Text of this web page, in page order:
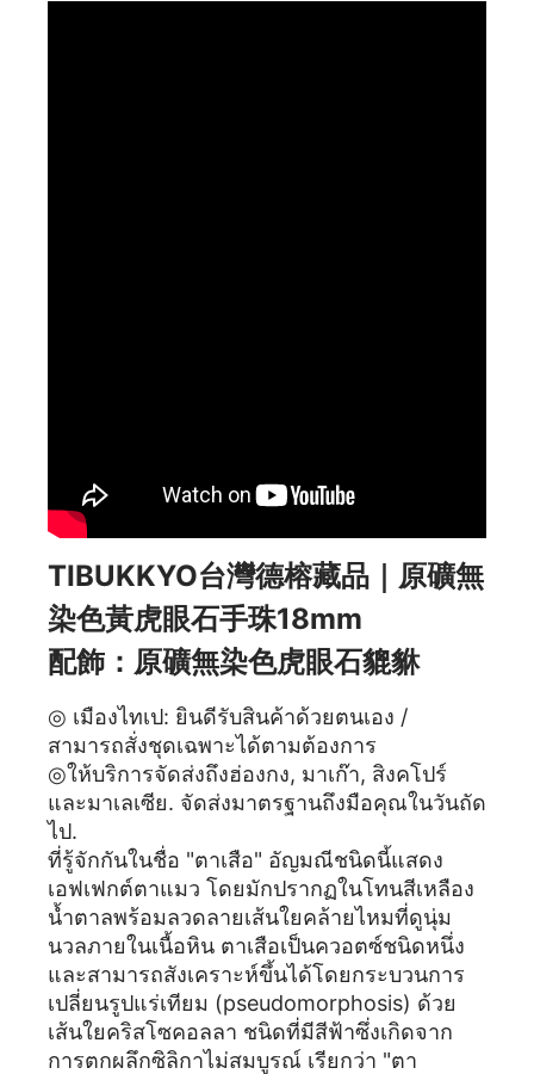
TIBUKKYO台灣德榕藏品｜原礦無
染色黃虎眼石手珠18mm
配飾：原礦無染色虎眼石貔貅
◎ เมืองไทเป: ยินดีรับสินค้าด้วยตนเอง /
สามารถสั่งชุดเฉพาะได้ตามต้องการ
◎ให้บริการจัดส่งถึงฮ่องกง, มาเก๊า, สิงคโปร์
และมาเลเซีย. จัดส่งมาตรฐานถึงมือคุณในวันถัด
ไป.
ที่รู้จักกันในชื่อ "ตาเสือ" อัญมณีชนิดนี้แสดง
เอฟเฟกต์ตาแมว โดยมักปรากฏในโทนสีเหลือง
น้ำตาลพร้อมลวดลายเส้นใยคล้ายไหมที่ดูนุ่ม
นวลภายในเนื้อหิน ตาเสือเป็นควอตซ์ชนิดหนึ่ง
และสามารถสังเคราะห์ขึ้นได้โดยกระบวนการ
เปลี่ยนรูปแร่เทียม (pseudomorphosis) ด้วย
เส้นใยคริสโซคอลลา ชนิดที่มีสีฟ้าซึ่งเกิดจาก
การตกผลึกซิลิกาไม่สมบูรณ์ เรียกว่า "ตา